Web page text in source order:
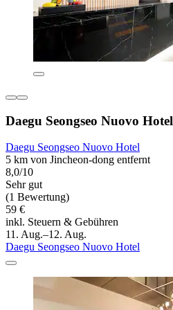
Daegu Seongseo Nuovo Hotel
Daegu Seongseo Nuovo Hotel
5 km von Jincheon-dong entfernt
8,0/10
Sehr gut
(1 Bewertung)
59 €
inkl. Steuern & Gebühren
11. Aug.–12. Aug.
Daegu Seongseo Nuovo Hotel